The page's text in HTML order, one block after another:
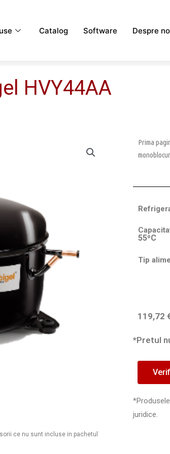
Catalog Software Despre
HVY44AA
ce nu sunt incluse in pachetul
Prima
55⁰C
Tip
119,72
*Pretul
juridice.